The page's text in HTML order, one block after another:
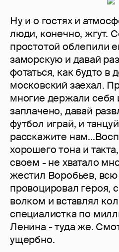
Ну и о гостях и
люди, конечно, жгут.
простотой облепили
заморскую и давай
фотаться, как будто в
московский заехал.
многие держали себя
заплачено, давай
футбол играй, и
расскажите
хорошего тона и
своем - не хватало
жестил Воробьев,
провоцировал героя,
волком и вставлял
специалистка по
Ленина - туда же.
ущербно.